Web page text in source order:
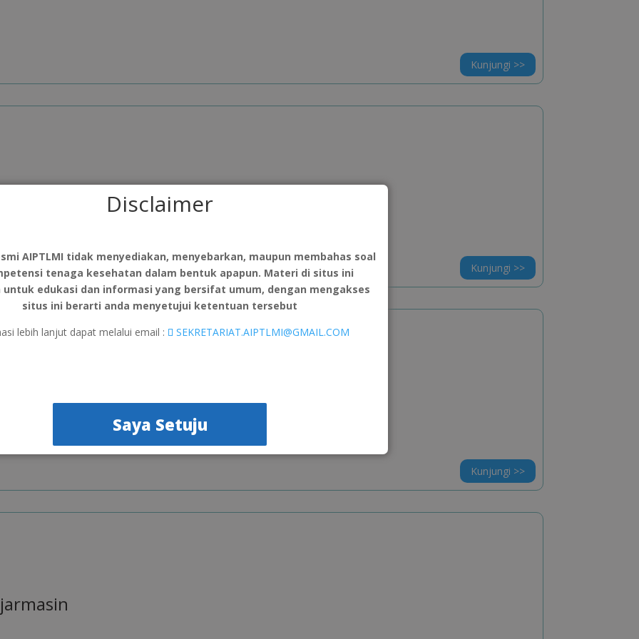
Kunjungi >>
Wiyata Husada Samarinda
Kunjungi >>
Kunjungi >>
Disclaimer
AIPTLMI tidak menyediakan, menyebarkan, maupun membahas soal
tenaga kesehatan dalam bentuk apapun. Materi di situs ini
untuk edukasi dan informasi yang bersifat umum, dengan mengakses
situs ini berarti anda menyetujui ketentuan tersebut
lebih lanjut dapat melalui email :
SEKRETARIAT.AIPTLMI@GMAIL.COM
Saya Setuju